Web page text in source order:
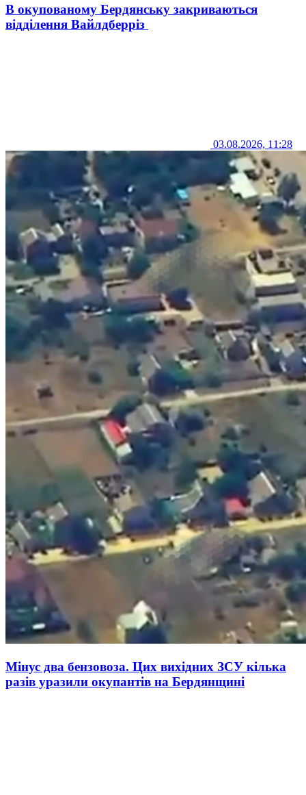
В окупованому Бердянську закриваються
відділення Вайлдберріз
03.08.2026, 11:28
Мінус два бензовоза. Цих вихідних ЗСУ кілька
разів уразили окупантів на Бердянщині